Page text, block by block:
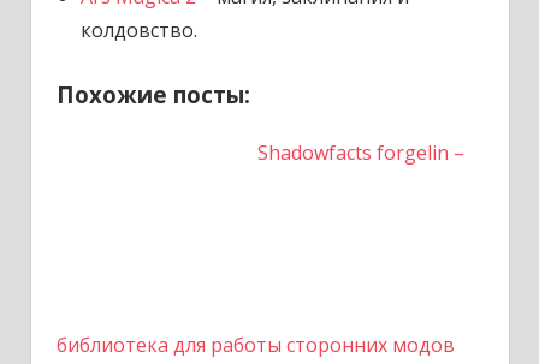
колдовство.
Похожие посты:
Shadowfacts forgelin –
библиотека для работы сторонних модов